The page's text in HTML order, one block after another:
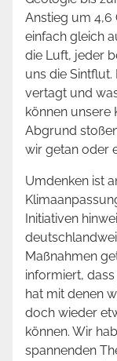
Anstieg um 4,6
einfach gleich
die Luft, jeder
uns die
vertagt und
können unsere
Abgrund
wir getan oder
Umdenken ist
Initiativen
Maßnahmen
informiert,
hat mit denen
doch wieder
können. Wir
spannenden